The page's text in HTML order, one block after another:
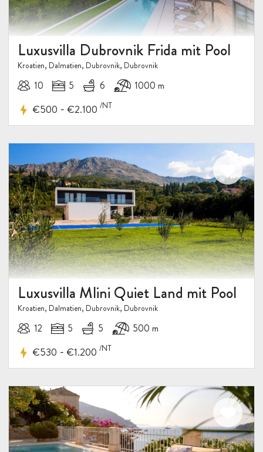
Luxusvilla Dubrovnik Frida mit Pool
Kroatien, Dalmatien, Dubrovnik, Dubrovnik
10 5 6 1000 m
€500 - €2.100 /NT
Luxusvilla Mlini Quiet Land mit Pool
Kroatien, Dalmatien, Dubrovnik, Dubrovnik
12 5 5 500 m
€530 - €1.200 /NT